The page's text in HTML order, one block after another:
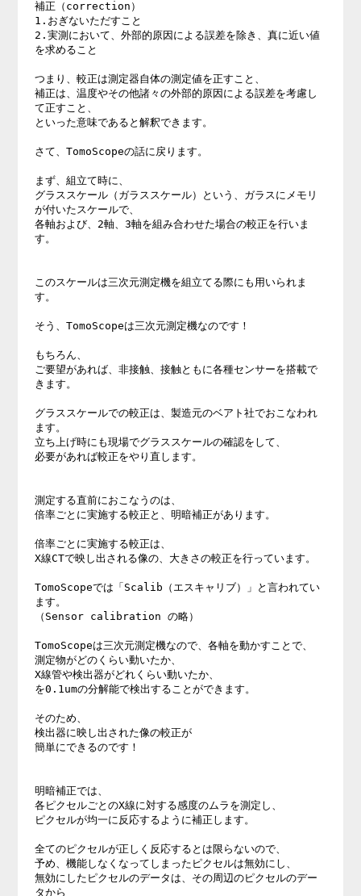
補正（correction）
1.おぎないただすこと
2.実測において、外部的原因による誤差を除き、真に近い値
を求めること
つまり、較正は測定器自体の測定値を正すこと、
補正は、温度やその他諸々の外部的原因による誤差を考慮し
て正すこと、
といった意味であると解釈できます。
さて、TomoScopeの話に戻ります。
まず、組立て時に、
グラススケール（ガラススケール）という、ガラスにメモリ
が付いたスケールで、
各軸および、2軸、3軸を組み合わせた場合の較正を行いま
す。
このスケールは三次元測定機を組立てる際にも用いられま
す。
そう、TomoScopeは三次元測定機なのです！
もちろん、
ご要望があれば、非接触、接触ともに各種センサーを搭載で
きます。
グラススケールでの較正は、製造元のベアト社でおこなわれ
ます。
立ち上げ時にも現場でグラススケールの確認をして、
必要があれば較正をやり直します。
測定する直前におこなうのは、
倍率ごとに実施する較正と、明暗補正があります。
倍率ごとに実施する較正は、
X線CTで映し出される像の、大きさの較正を行っています。
TomoScopeでは「Scalib（エスキャリブ）」と言われてい
ます。
（Sensor calibration の略）
TomoScopeは三次元測定機なので、各軸を動かすことで、
測定物がどのくらい動いたか、
X線管や検出器がどれくらい動いたか、
を0.1umの分解能で検出することができます。
そのため、
検出器に映し出された像の較正が
簡単にできるのです！
明暗補正では、
各ピクセルごとのX線に対する感度のムラを測定し、
ピクセルが均一に反応するように補正します。
全てのピクセルが正しく反応するとは限らないので、
予め、機能しなくなってしまったピクセルは無効にし、
無効にしたピクセルのデータは、その周辺のピクセルのデー
タから